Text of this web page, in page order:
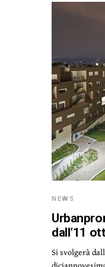
NEWS
dall’11
Si svolgerà